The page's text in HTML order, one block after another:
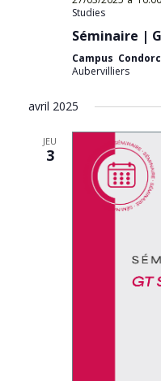
Studies
Séminaire |
Campus
Aubervilliers
avril 2025
JEU
3